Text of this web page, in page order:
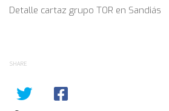
Detalle cartaz grupo TOR en Sandiás
SHARE